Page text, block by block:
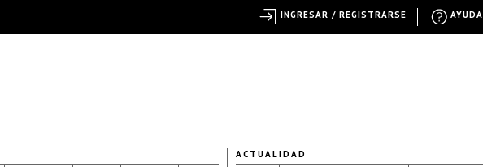
ACTUALIDAD
AYUDA
INGRESAR / REGISTRARSE